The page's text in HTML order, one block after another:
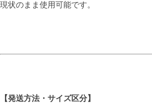
現状のまま使用可能です。
【発送方法・サイズ区分】